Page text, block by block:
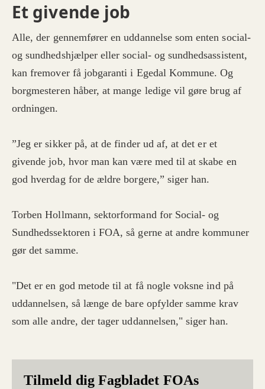
Et givende job
Alle, der gennemfører en uddannelse som enten social-
og sundhedshjælper eller social- og sundhedsassistent,
kan fremover få jobgaranti i Egedal Kommune. Og
borgmesteren håber, at mange ledige vil gøre brug af
ordningen.
”Jeg er sikker på, at de finder ud af, at det er et
givende job, hvor man kan være med til at skabe en
god hverdag for de ældre borgere,” siger han.
Torben Hollmann, sektorformand for Social- og
Sundhedssektoren i FOA, så gerne at andre kommuner
gør det samme.
"Det er en god metode til at få nogle voksne ind på
uddannelsen, så længe de bare opfylder samme krav
som alle andre, der tager uddannelsen," siger han.
Tilmeld dig Fagbladet FOAs